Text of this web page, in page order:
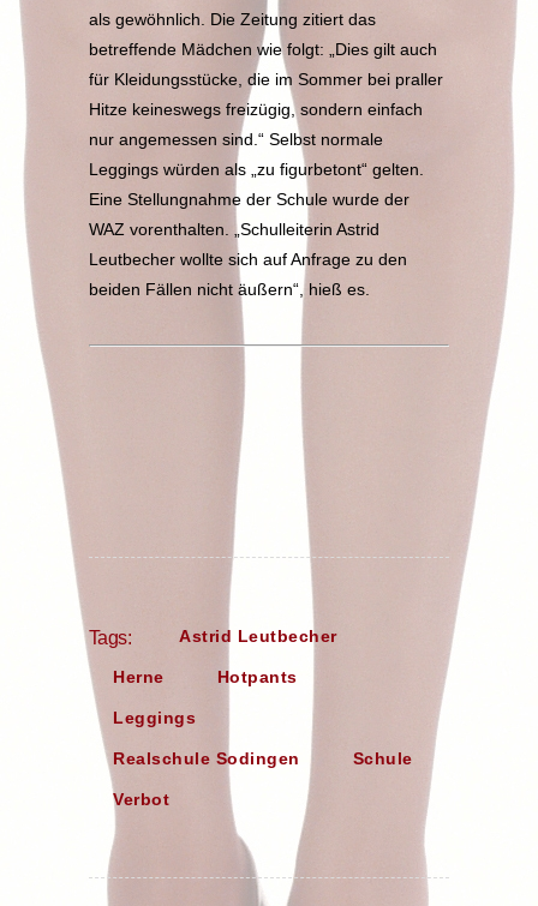
als gewöhnlich. Die Zeitung zitiert das
betreffende Mädchen wie folgt: „Dies gilt auch
für Kleidungsstücke, die im Sommer bei praller
Hitze keineswegs freizügig, sondern einfach
nur angemessen sind.“ Selbst normale
Leggings würden als „zu figurbetont“ gelten.
Eine Stellungnahme der Schule wurde der
WAZ vorenthalten. „Schulleiterin Astrid
Leutbecher wollte sich auf Anfrage zu den
beiden Fällen nicht äußern“, hieß es.
Tags: Astrid Leutbecher
Herne Hotpants
Leggings
Realschule Sodingen Schule
Verbot